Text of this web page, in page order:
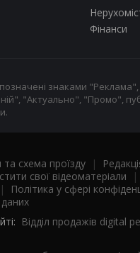
Фінанси
знаками
"Актуально", "Промо",
схема проїзду |
свої відеоматеріали |
|
Політика у сфері
Відділ продажів digital